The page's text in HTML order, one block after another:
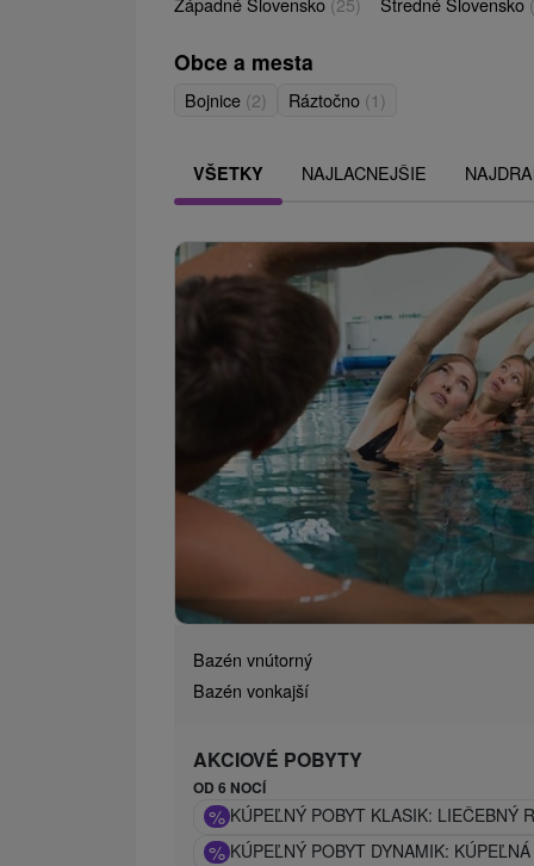
Obce a mesta
Bojnice (2) Ráztočno (1)
VŠETKY NAJLACNEJŠIE
Bazén vnútorný
Bazén vonkajší
AKCIOVÉ POBYTY
OD 6 NOCÍ
% KÚPEĽNÝ POBYT KLASIK: LIEČEBNÝ
% KÚPEĽNÝ POBYT DYNAMIK: